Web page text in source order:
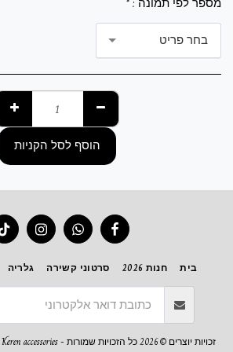
בחר פריט
הוסף לסל הקניות
בית חנות 2026 סרטוני קשירה גלריה
זכויות יוצרים © 2026 כל הזכויות שמורות -
Keren accessories כיסויי ראש ושמלות צנועות
היי הגעתם לקרן כיסויי ראש איך אפשר לעזור ?